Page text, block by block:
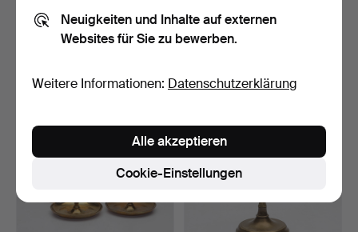
Öllampe, Steinzeug, "Tind…
Kerzenständer, Kiefer, sig…
4 Tage
Neuigkeiten und Inhalte auf externen
Websites für Sie zu bewerben.
Weitere Informationen: Datenschutzerklärung
Cookie-Einstellungen
Alle akzeptieren